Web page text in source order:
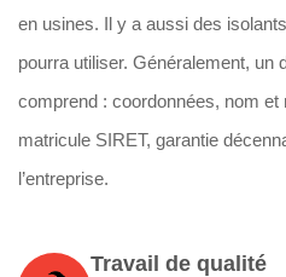
en usines. Il y a aussi des
pourra utiliser. Généralement, un
comprend : coordonnées, nom et
matricule SIRET, garantie
l’entreprise.
Travail de qualité